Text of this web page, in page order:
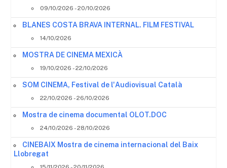
09/10/2026 - 20/10/2026
BLANES COSTA BRAVA INTERNAL. FILM FESTIVAL
14/10/2026
MOSTRA DE CINEMA MEXICÀ
19/10/2026 - 22/10/2026
SOM CINEMA, Festival de l'Audiovisual Català
22/10/2026 - 26/10/2026
Mostra de cinema documental OLOT.DOC
24/10/2026 - 28/10/2026
CINEBAIX Mostra de cinema internacional del Baix
Llobregat